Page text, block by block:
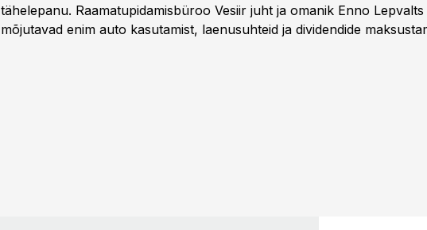
tähelepanu. Raamatupidamisbüroo Vesiir juht ja omanik Enno
mõjutavad enim auto kasutamist, laenusuhteid ja dividendide